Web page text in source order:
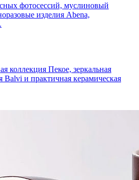
фотосессий, муслиновый
изделия Abena,
коллекция Пекое, зеркальная
Balvi и практичная керамическая